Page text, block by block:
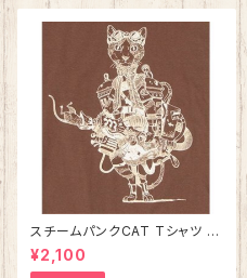
スチームパンクCAT Tシャツ ブ
ラウン 【Sサイズ Mサイズの
み】 綿100%
¥2,100